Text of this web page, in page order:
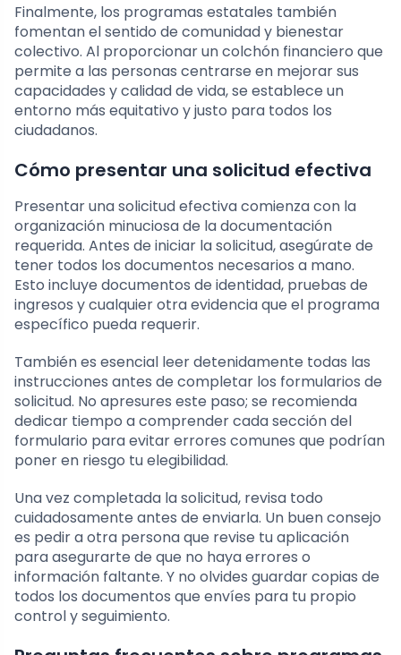
Finalmente, los programas estatales también
fomentan el sentido de comunidad y bienestar
colectivo. Al proporcionar un colchón financiero que
permite a las personas centrarse en mejorar sus
capacidades y calidad de vida, se establece un
entorno más equitativo y justo para todos los
ciudadanos.
Cómo presentar una solicitud efectiva
Presentar una solicitud efectiva comienza con la
organización minuciosa de la documentación
requerida. Antes de iniciar la solicitud, asegúrate de
tener todos los documentos necesarios a mano.
Esto incluye documentos de identidad, pruebas de
ingresos y cualquier otra evidencia que el programa
específico pueda requerir.
También es esencial leer detenidamente todas las
instrucciones antes de completar los formularios de
solicitud. No apresures este paso; se recomienda
dedicar tiempo a comprender cada sección del
formulario para evitar errores comunes que podrían
poner en riesgo tu elegibilidad.
Una vez completada la solicitud, revisa todo
cuidadosamente antes de enviarla. Un buen consejo
es pedir a otra persona que revise tu aplicación
para asegurarte de que no haya errores o
información faltante. Y no olvides guardar copias de
todos los documentos que envíes para tu propio
control y seguimiento.